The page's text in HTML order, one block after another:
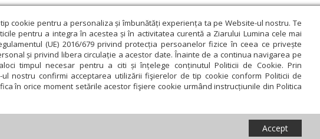
cookie pentru a personaliza și îmbunătăți experiența ta pe Website-ul nostru. Te
pentru a integra în acestea și în activitatea curentă a Ziarului Lumina cele mai
(UE) 2016/679 privind protecția persoanelor fizice în ceea ce privește
și privind libera circulație a acestor date. Înainte de a continua navigarea pe
timpul necesar pentru a citi și înțelege conținutul Politicii de Cookie. Prin
nostru confirmi acceptarea utilizării fişierelor de tip cookie conform Politicii de
în orice moment setările acestor fişiere cookie urmând instrucțiunile din Politica
Accept
Comunicate de presă Documentar In memoriam
Educaţie și Cultură Societate Opinii
„mintea trează şi inima curată“, ca podoabă a tânărului